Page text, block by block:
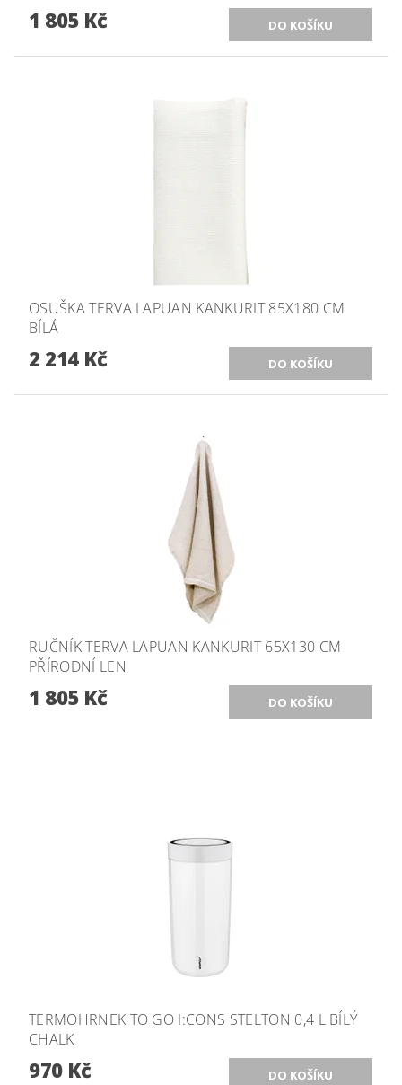
1 805 Kč
OSUŠKA TERVA LAPUAN KANKURIT 85X180 CM
BÍLÁ
2 214 Kč
RUČNÍK TERVA LAPUAN KANKURIT 65X130 CM
PŘÍRODNÍ LEN
1 805 Kč
TERMOHRNEK TO GO I:CONS STELTON 0,4 L BÍLÝ
CHALK
970 Kč